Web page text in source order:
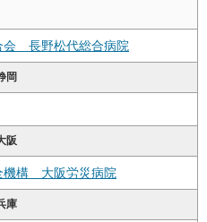
会 長野松代総合病院
岡
阪
機構 大阪労災病院
庫